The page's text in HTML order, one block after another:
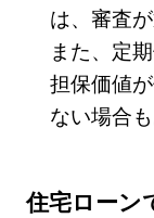
は、審査
また、定
担保価値
ない場合も
住宅ローン